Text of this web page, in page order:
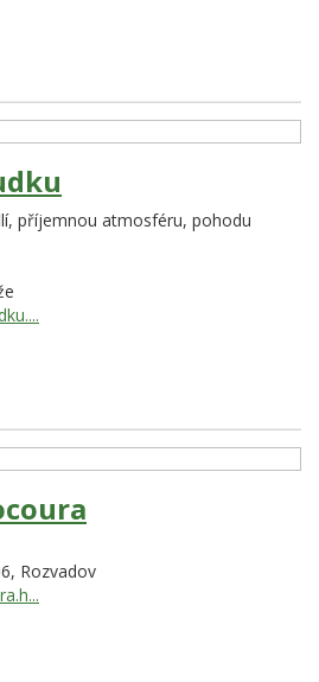
příjemnou atmosféru, pohodu
Rozvadov